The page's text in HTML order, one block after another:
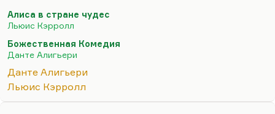
космогоническую, не такую серьезную. Наличие
Белого кролика (путеводителя) не делает этого
его Вергилием, не делает Алису Данте. Мне
кажется, что не все космогонические
путешествия, вообще не все странствия по центру
Земли являются божественными комедиями.
Алиса в стране чудес
Льюис Кэрролл
Божественная Комедия
Данте Алигьери
Данте Алигьери
Льюис Кэрролл